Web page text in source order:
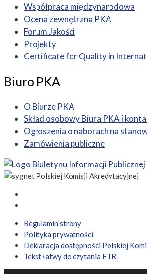
Współpraca międzynarodowa
Ocena zewnętrzna PKA
Forum Jakości
Projekty
Certificate for Quality in
Biuro PKA
O Biurze PKA
Skład osobowy Biura PKA i
Ogłoszenia o naborach na
Zamówienia publiczne
Regulamin strony
Polityka prywatności
Deklaracja dostępności Polskiej
Tekst łatwy do czytania ETR